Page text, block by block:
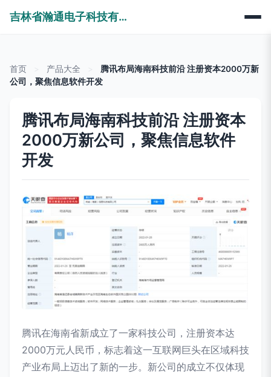
吉林省瀚通电子科技有限公司
首页 产品大全
腾讯布局海南科技前沿 注册资本2000万新
公司，聚焦信息软件开发
腾讯布局海南科技前沿 注册资本
2000万新公司，聚焦信息软件
开发
腾讯在海南省新成立了一家科技公司，注册资本达
2000万元人民币，标志着这一互联网巨头在区域科技
产业布局上迈出了新的一步。新公司的成立不仅体现